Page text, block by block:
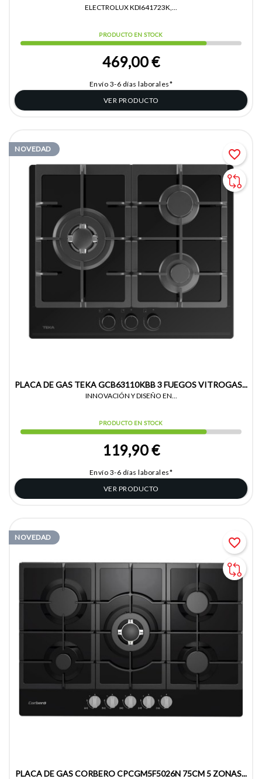
ELECTROLUX KDI641723K,...
PRODUCTO EN STOCK
469,00 €
Envío 3-6 días laborales*
VER PRODUCTO
PLACA DE GAS TEKA GCB63110KBB 3 FUEGOS VITROGAS...
INNOVACIÓN Y DISEÑO EN...
PRODUCTO EN STOCK
119,90 €
Envío 3-6 días laborales*
VER PRODUCTO
NOVEDAD favorite_border
PLACA DE GAS CORBERO CPCGM5F5026N 75CM 5 ZONAS...
NOVEDAD favorite_border